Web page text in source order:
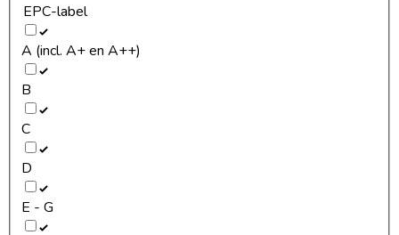
EPC-label
A (incl. A+ en A++)
B
C
D
E - G